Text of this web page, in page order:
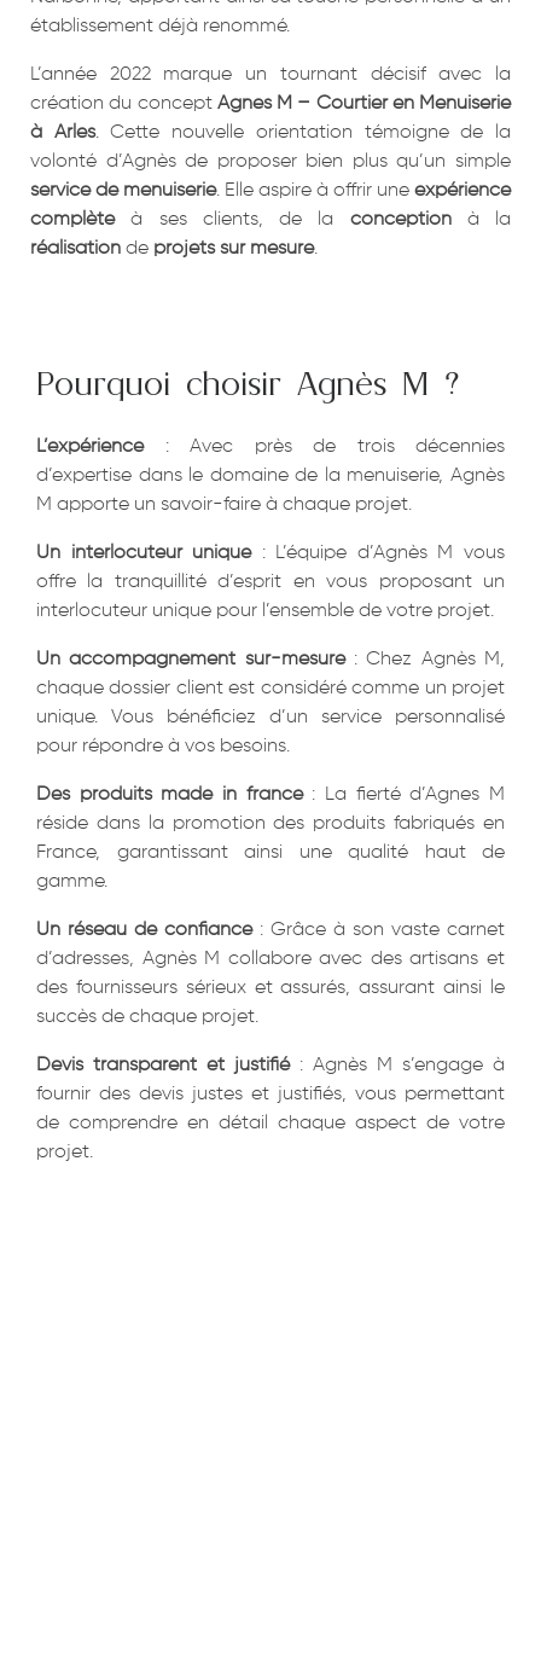
établissement déjà renommé.
L’année 2022 marque un tournant décisif avec la
création du conceptAgnes M – Courtier en Menuiserie
à Arles. Cette nouvelle orientation témoigne de la
volonté d’Agnès de proposer bien plus qu’un simple
service de menuiserie. Elle aspire à offrir une expérience
complèteà ses clients, de la conceptionà la
réalisation de projets sur mesure.
Pourquoi choisir Agnès M ?
L’expérience : Avec près de trois décennies
d’expertise dans le domaine de la menuiserie, Agnès
M apporte un savoir-faire à chaque projet.
Un interlocuteur unique: L’équipe d’Agnès M vous
offre la tranquillité d’esprit en vous proposant un
interlocuteur unique pour l’ensemble de votre projet.
Un accompagnement sur-mesure: Chez Agnès M,
chaque dossier client est considéré comme un projet
unique. Vous bénéficiez d’un service personnalisé
pour répondre à vos besoins.
Des produits made in france: La fierté d’Agnes M
réside dans la promotion des produits fabriqués en
France, garantissant ainsi une qualité haut de
gamme.
Un réseau de confiance: Grâce à son vaste carnet
d’adresses, Agnès M collabore avec des artisans et
des fournisseurs sérieux et assurés, assurant ainsi le
succès de chaque projet.
Devis transparent et justifié: Agnès M s’engage à
fournir des devis justes et justifiés, vous permettant
de comprendre en détail chaque aspect de votre
projet.